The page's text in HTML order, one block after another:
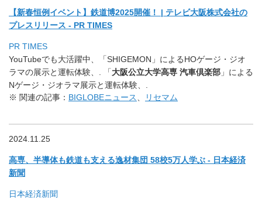
【新春恒例イベント】鉄道博2025開催！ | テレビ大阪株式会社の
プレスリリース - PR TIMES
PR TIMES
YouTubeでも大活躍中、「SHIGEMON」 によるHOゲージ・ジオ
ラマの展示と運転体験、. 「大阪公立大学高専 汽車倶楽部 」による
Nゲージ・ジオラマ展示と運転体験、.
※ 関連の記事： BIGLOBEニュース、 リセマム
2024.11.25
高専、半導体も鉄道も支える逸材集団 58校5万人学ぶ - 日本経済
新聞
日本経済新聞